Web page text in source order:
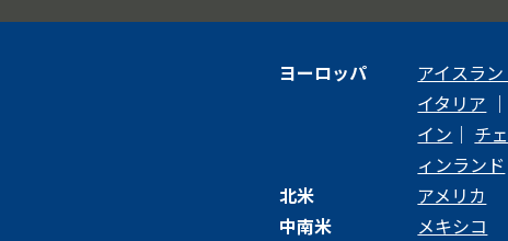
ヨーロッパ アイスラン
イタリア ｜
イン ｜ チ
ィンランド
北米
アメリカ
中南米
メキシコ